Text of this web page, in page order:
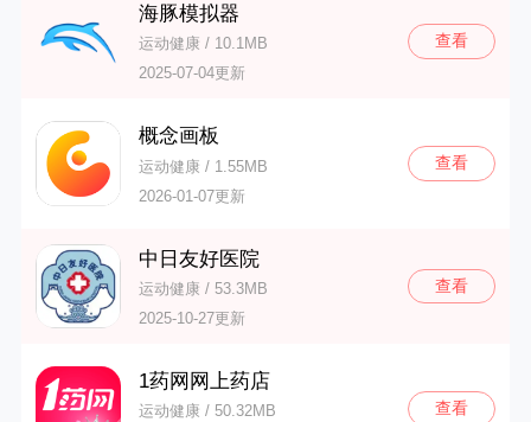
海豚模拟器
运动健康 / 10.1MB
2025-07-04更新
查看
概念画板
运动健康 / 1.55MB
2026-01-07更新
查看
中日友好医院
运动健康 / 53.3MB
2025-10-27更新
查看
1药网网上药店
运动健康 / 50.32MB
查看